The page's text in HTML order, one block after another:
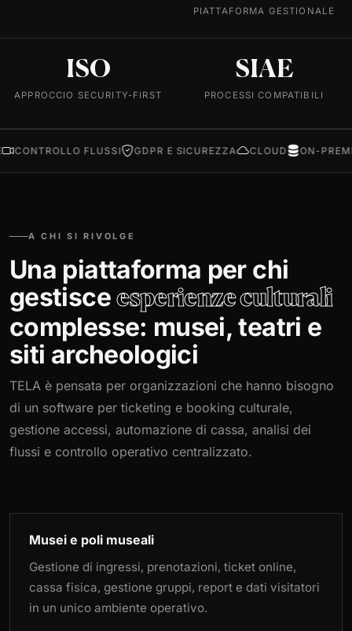
PIATTAFORMA GESTIONALE
ISO
APPROCCIO SECURITY-FIRST
SIAE
PROCESSI COMPATIBILI
FLUSSI GDPR E SICUREZZA CLOUD ON-PREMISE
A CHI SI RIVOLGE
Una piattaforma per chi
gestisceesperienze culturali
complesse: musei, teatri e
siti archeologici
TELA è pensata per organizzazioni che hanno bisogno
di un software per ticketing e booking culturale,
gestione accessi, automazione di cassa, analisi dei
flussi e controllo operativo centralizzato.
Musei e poli museali
Gestione di ingressi, prenotazioni, ticket online,
cassa fisica, gestione gruppi, report e dati visitatori
in un unico ambiente operativo.